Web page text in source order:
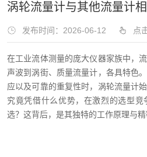
涡轮流量计与其他流量计
发布时间：2026-06-12 点
在工业流体测量的庞大仪器家族中，
声波到涡街、质量流量计，各具特色
应以及可靠的重复性时，涡轮流量计
究竟凭借什么优势，在激烈的选型
选？这背后，是其独特的工作原理与